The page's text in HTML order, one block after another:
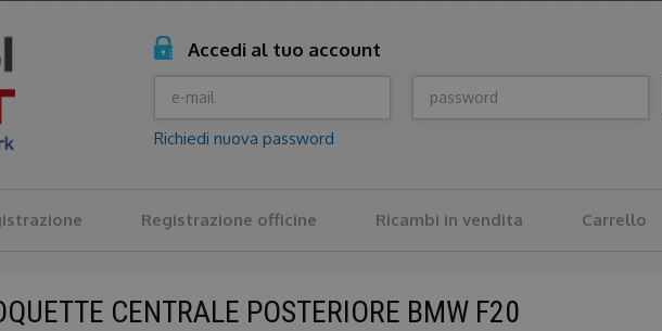
Accedi al tuo account
Richiedi nuova password
Registrazione officine Ricambi in vendita Carrello
CENTRALE POSTERIORE BMW F20